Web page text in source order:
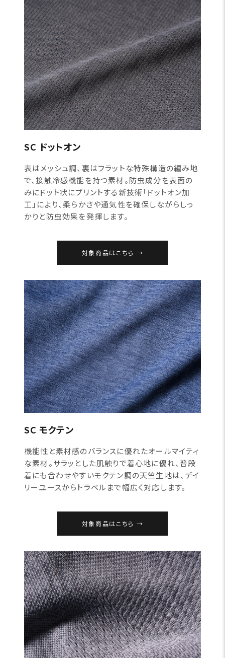
SC ドットオン
表はメッシュ調、裏はフラットな特殊構造の編み地
で、接触冷感機能を持つ素材。防虫成分を表面の
みにドット状にプリントする新技術「ドットオン加
工」により、柔らかさや通気性を確保しながらしっ
かりと防虫効果を発揮します。
対象商品はこちら
SC モクテン
機能性と素材感のバランスに優れたオールマイティ
な素材。サラッとした肌触りで着心地に優れ、普段
着にも合わせやすいモクテン調の天竺生地は、デイ
リーユースからトラベルまで幅広く対応します。
対象商品はこちら